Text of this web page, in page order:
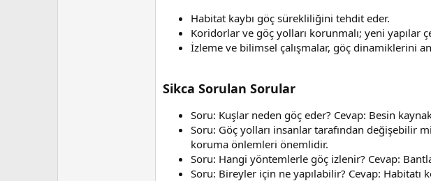
Habitat kaybı göç sürekliliğini tehdit eder.
Koridorlar ve göç yolları korunmalı; yeni yapılar
İzleme ve bilimsel çalışmalar, göç dinamiklerini
Sikca Sorulan Sorular
Soru: Kuşlar neden göç eder? Cevap: Besin
Soru: Göç yolları insanlar tarafından değişebilir
koruma önlemleri önemlidir.
Soru: Hangi yöntemlerle göç izlenir? Cevap:
Soru: Bireyler için ne yapılabilir? Cevap: Habitatı